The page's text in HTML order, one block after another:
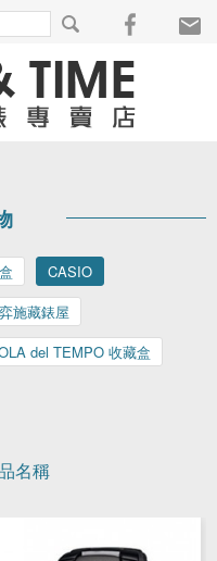
CASIO
施藏錶屋
del TEMPO 收藏盒
名稱